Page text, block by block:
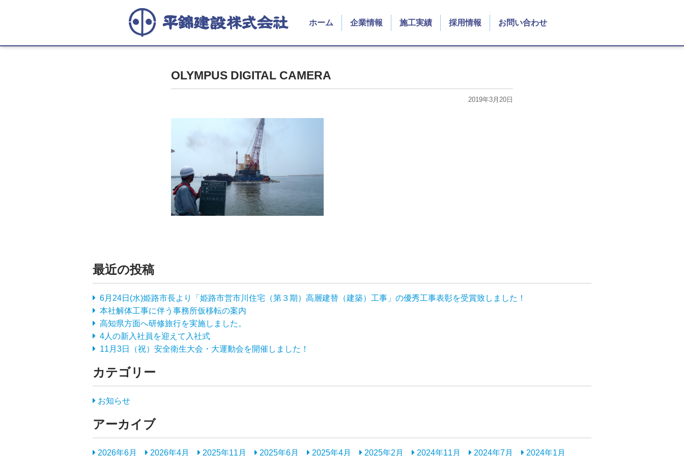
ホーム 企業情報 施工実績 採用情報 お問い合わせ
OLYMPUS DIGITAL CAMERA
2019年3月20日
最近の投稿
6月24日(水)姫路市長より「姫路市営市川住宅（第３期）高層建替（建築）工事」の優秀工事表彰を受賞致しました！
本社解体工事に伴う事務所仮移転の案内
高知県方面へ研修旅行を実施しました。
4人の新入社員を迎えて入社式
11月3日（祝）安全衛生大会・大運動会を開催しました！
カテゴリー
お知らせ
アーカイブ
2026年6月 2026年4月 2025年11月 2025年6月 2025年4月 2025年2月 2024年11月 2024年7月 2024年1月